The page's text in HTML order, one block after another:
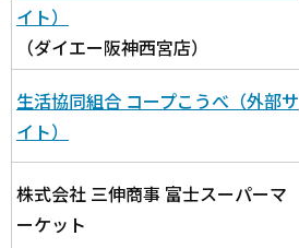
イト）
（ダイエー阪神西宮店）
生活協同組合 コープこうべ（外部サ
イト）
株式会社 三伸商事 富士スーパーマ
ーケット